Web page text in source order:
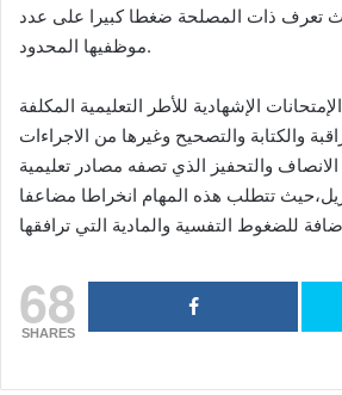
تعرف ذات المصلحة ضغطا كبيرا على عدد
موظفيها المحدود.
الإشهادية للأطر التعليمية المكلفة
والكتابة والتصحيح وغيرها من الاجراءات
والتحفيز الذي تصفه مصادر تعليمية
تتطلب هذه المهام انخراطا مضاعفا
68
SHARES